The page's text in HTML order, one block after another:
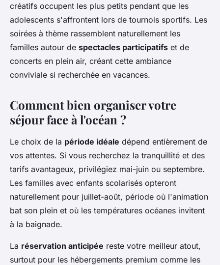
créatifs occupent les plus petits pendant que les
adolescents s'affrontent lors de tournois sportifs. Les
soirées à thème rassemblent naturellement les
familles autour de spectacles participatifs et de
concerts en plein air, créant cette ambiance
conviviale si recherchée en vacances.
Comment bien organiser votre
séjour face à l'océan ?
Le choix de la période idéale dépend entièrement de
vos attentes. Si vous recherchez la tranquillité et des
tarifs avantageux, privilégiez mai-juin ou septembre.
Les familles avec enfants scolarisés opteront
naturellement pour juillet-août, période où l'animation
bat son plein et où les températures océanes invitent
à la baignade.
La réservation anticipée reste votre meilleur atout,
surtout pour les hébergements premium comme les